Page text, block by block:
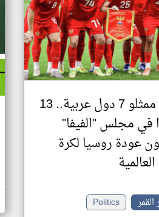
بينهم ممثلو 7 دول عربية.. 13
مجلس "الفيفا"
عودة روسيا لكرة
Politics